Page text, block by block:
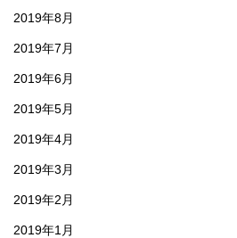
2019年8月
2019年7月
2019年6月
2019年5月
2019年4月
2019年3月
2019年2月
2019年1月